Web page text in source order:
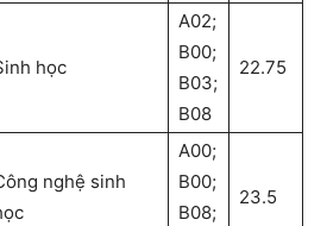
học
A02;
B00;
B03;
B08
22.75
nghệ sinh
A00;
B00;
B08;
23.5